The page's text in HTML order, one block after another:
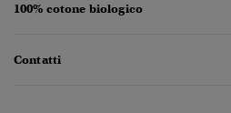
100% cotone biologico
Contatti